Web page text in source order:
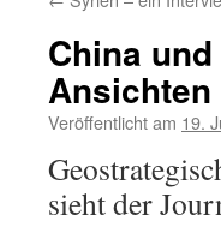
China
Ansichten
Veröffentlicht am 19.
sieht der